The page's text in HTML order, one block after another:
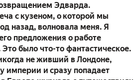
Эдварда.
с кузеном, о которой мы
назад, волновала меня. Я
предложения о работе
Это было что-то фантастическое.
не живший в Лондоне,
империи и сразу попадает